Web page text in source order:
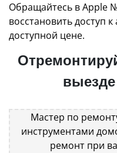
Обращайтесь в Apple
восстановить доступ
доступной цене.
выезде
Мастер по
инструментами
ремонт при